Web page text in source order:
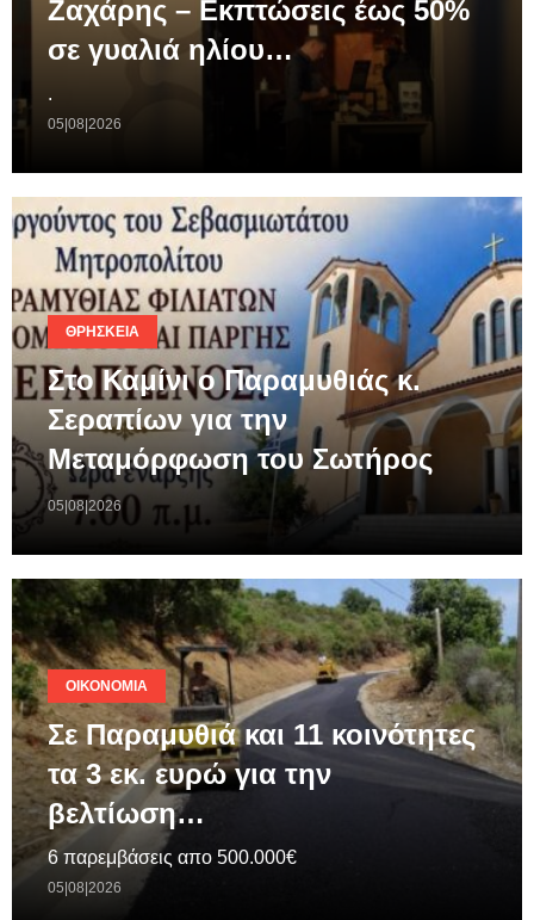
Ζαχάρης – Εκπτώσεις έως 50%
σε γυαλιά ηλίου…
.
05|08|2026
ΘΡΗΣΚΕΊΑ
Στο Καμίνι ο Παραμυθιάς κ.
Σεραπίων για την
Μεταμόρφωση του Σωτήρος
05|08|2026
ΟΙΚΟΝΟΜΊΑ
Σε Παραμυθιά και 11 κοινότητες
τα 3 εκ. ευρώ για την
βελτίωση…
6 παρεμβάσεις απο 500.000€
05|08|2026